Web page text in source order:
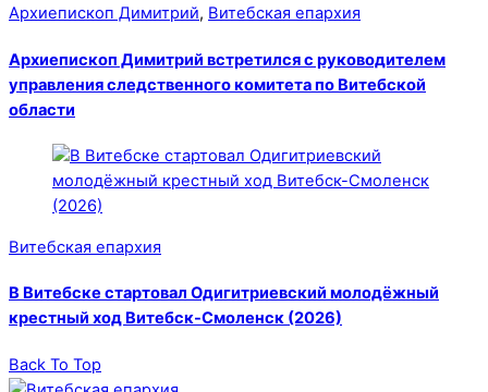
Архиепископ Димитрий, Витебская епархия
Архиепископ Димитрий встретился с руководителем
управления следственного комитета по Витебской
области
Витебская епархия
В Витебске стартовал Одигитриевский молодёжный
крестный ход Витебск-Смоленск (2026)
Back To Top